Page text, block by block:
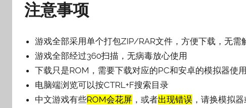
注意事项
游戏全部采用单个打包ZIP/RAR文件，方便下载，无需
游戏全部经过360扫描，无病毒放心使用
下载只是ROM，需要下载对应的PC和安卓的模拟器使用
电脑端浏览可以按CTRL+F搜索目录
中文游戏有些ROM会花屏 ，或者出现错误 ，请换模拟